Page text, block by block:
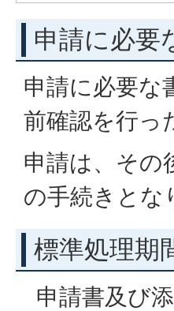
申請に必要
申請に必要な
前確認を行っ
申請は、その
の手続きとな
標準処理期
申請書及び